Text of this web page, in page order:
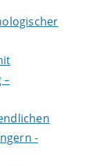
–
-